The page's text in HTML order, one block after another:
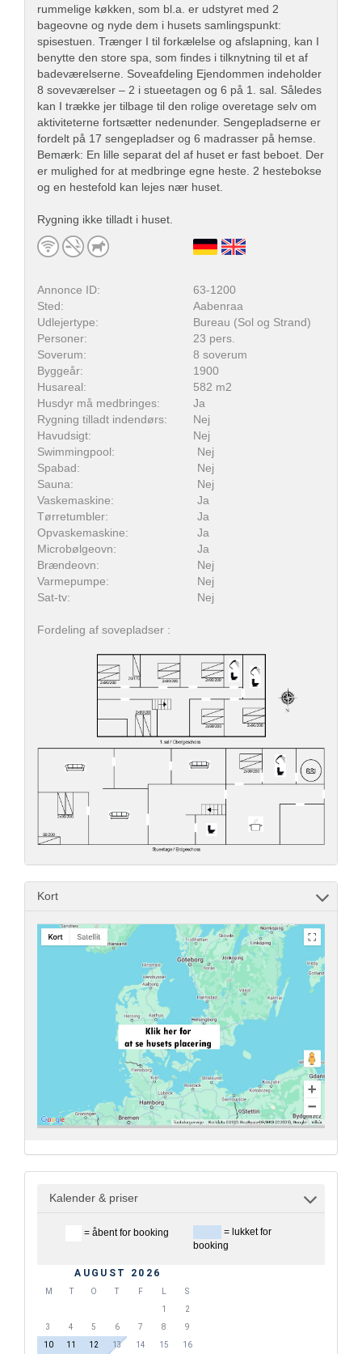
rummelige køkken, som bl.a. er udstyret med 2
bageovne og nyde dem i husets samlingspunkt:
spisestuen. Trænger I til forkælelse og afslapning, kan I
benytte den store spa, som findes i tilknytning til et af
badeværelserne. Soveafdeling Ejendommen indeholder
8 soveværelser – 2 i stueetagen og 6 på 1. sal. Således
kan I trække jer tilbage til den rolige overetage selv om
aktiviteterne fortsætter nedenunder. Sengepladserne er
fordelt på 17 sengepladser og 6 madrasser på hemse.
Bemærk: En lille separat del af huset er fast beboet. Der
er mulighed for at medbringe egne heste. 2 hestebokse
og en hestefold kan lejes nær huset.
Rygning ikke tilladt i huset.
Annonce ID:
63-1200
Sted:
Aabenraa
Udlejertype:
Bureau (Sol og Strand)
Personer:
23 pers.
Soverum:
8 soverum
Byggeår:
1900
Husareal:
582 m2
Husdyr må medbringes:
Ja
Rygning tilladt indendørs:
Nej
Havudsigt:
Nej
Swimmingpool:
Nej
Spabad:
Nej
Sauna:
Nej
Vaskemaskine:
Ja
Tørretumbler:
Ja
Opvaskemaskine:
Ja
Microbølgeovn:
Ja
Brændeovn:
Nej
Varmepumpe:
Nej
Sat-tv:
Nej
Fordeling af sovepladser :
Kort
Kalender & priser
= åbent for booking
= lukket for
booking
AUGUST 2026
M O F L
S
1
2
3
4 5 6 7 8
9
10
11 12 13 14 15 16